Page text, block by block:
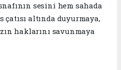
sesini hem sahada
çatısı altında duyurmaya,
haklarını savunmaya